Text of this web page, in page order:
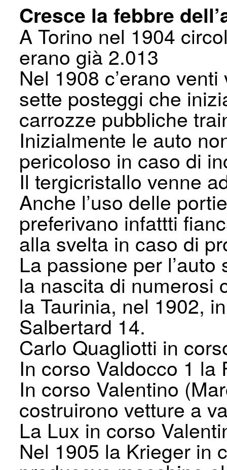
Cresce la febbre
A Torino nel 1904
erano già 2.013
Nel 1908 c’erano
sette posteggi che
carrozze pubbliche
Inizialmente le auto
pericoloso in caso di
Il tergicristallo venne
Anche l’uso delle
preferivano infattti
alla svelta in caso di
La passione per
la nascita di numerosi
la Taurinia, nel 1902,
Salbertard 14.
Carlo Quagliotti in
In corso Valdocco 1
In corso Valentino
costruirono vetture a
La Lux in corso
Nel 1905 la Krieger in